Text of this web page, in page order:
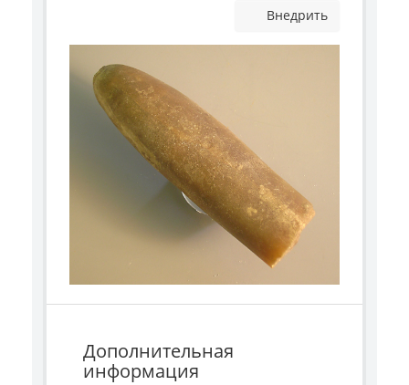
Внедрить
Дополнительная
информация